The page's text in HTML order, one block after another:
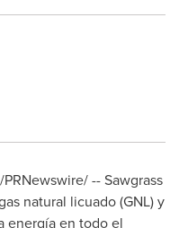
/PRNewswire/ -- Sawgrass
natural licuado (GNL) y
energía en todo el